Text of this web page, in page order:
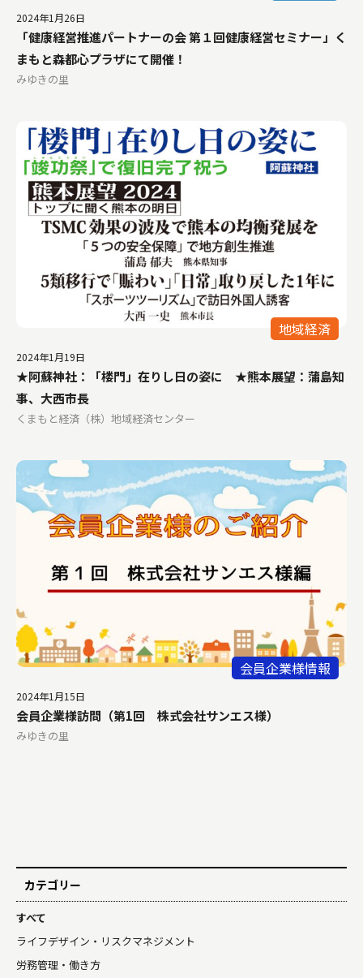
2024年1月26日
「健康経営推進パートナーの会 第１回健康経営セミナー」く
まもと森都心プラザにて開催！
みゆきの里
地域経済
2024年1月19日
★阿蘇神社：「楼門」在りし日の姿に ★熊本展望：蒲島知
事、大西市長
くまもと経済（株）地域経済センター
会員企業様情報
2024年1月15日
会員企業様訪問（第1回 株式会社サンエス様）
みゆきの里
カテゴリー
すべて
ライフデザイン・リスクマネジメント
労務管理・働き方